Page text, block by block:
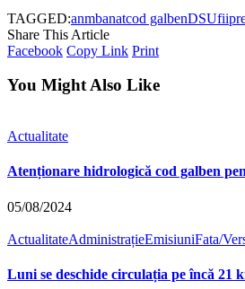
TAGGED:anmbanatcod galbenDSU
Share This Article
Facebook Copy Link Print
You Might Also Like
Actualitate
Atenționare hidrologică cod galben
05/08/2024
ActualitateAdministrațieEmisiuniFata/
Luni se deschide circulația pe încă 21